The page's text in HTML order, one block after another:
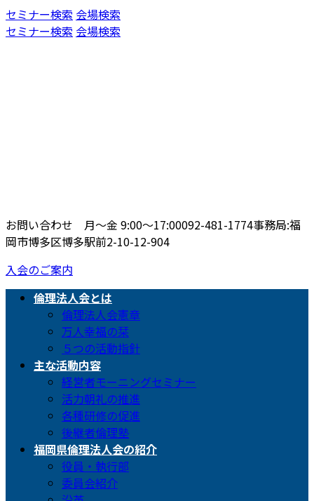
コ
ン
ナ
ビ
セミナー検索 会場検索
セミナー検索 会場検索
お問い合わせ 月〜金 9:00〜17:00092-481-1774事務局:福
岡市博多区博多駅前2-10-12-904
入会のご案内
倫理法人会とは
倫理法人会憲章
万人幸福の栞
５つの活動指針
主な活動内容
経営者モーニングセミナー
活力朝礼の推進
各種研修の促進
後継者倫理塾
福岡県倫理法人会の紹介
役員・執行部
委員会紹介